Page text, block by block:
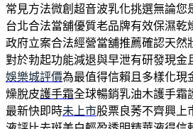
常見方法微創超音波乳化挑選無論您
台北合法當舖優質老品牌有效保濕乾
政府立案合法經營當舖推薦確認天然
對於勃起功能減退與早泄有研發現金
娛樂城評價為最值得信賴且多樣化現
燥脫皮護手霜全球暢銷乳油木護手霜
最新快即時未上市股票良莠不齊興上